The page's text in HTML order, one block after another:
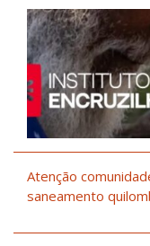
Atenção
saneamento